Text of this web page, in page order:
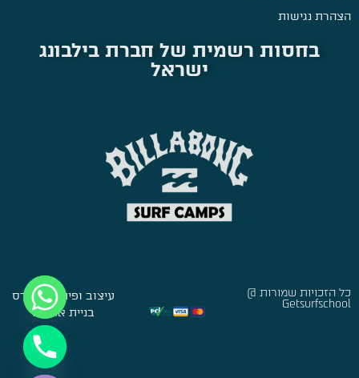
הצהרת נגישות
בחסות רשמית של חברת בילבונג
ישראל
כל הזכויות שמורות @
Getsurfschool
עיצוב ופיתוח:סברס
בניית אתרים
Hide chaty